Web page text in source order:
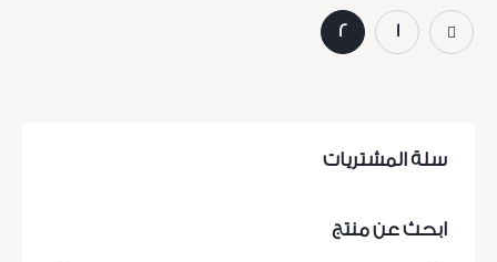
2
سلة المشتريات
ابحث عن منتج